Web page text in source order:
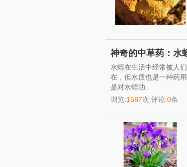
神奇的中草药：水
水蛭在生活中经常被人
在，但水质也是一种药
是对水蛭功..
浏览:1587次 评论:0条